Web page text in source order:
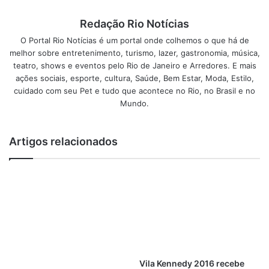
A ventosa é indicada para o alívio de dores musculares,
lombalgias, dor abdominal, artrose, artrite, hipertensão
arterial, melhora o sistema circulatório, redução de celulite
e gordura localizada. Cada tratamento tem um ponto e um
tempo determinado a ser aplicado. Este tempo varia de 15
a 45 minutos dependendo da patologia e se a intenção é
A ventosa em movimento é para o fim de eliminar as
essencial estimulante. Como resultado, observamos
Redação Rio Notícias
O Portal Rio Notícias é um portal onde colhemos o que há de
melhor sobre entretenimento, turismo, lazer, gastronomia, música,
teatro, shows e eventos pelo Rio de Janeiro e Arredores. E mais
ações sociais, esporte, cultura, Saúde, Bem Estar, Moda, Estilo,
cuidado com seu Pet e tudo que acontece no Rio, no Brasil e no
Mundo.
Artigos relacionados
Vila Kennedy 2016 recebe